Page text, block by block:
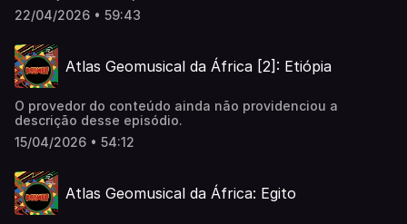
22/04/2026 • 59:43
Atlas Geomusical da África [2]: Etiópia
O provedor do conteúdo ainda não providenciou a
descrição desse episódio.
15/04/2026 • 54:12
Atlas Geomusical da África: Egito